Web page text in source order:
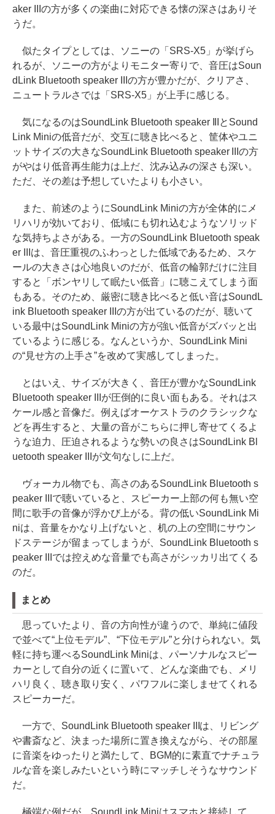
aker IIIの方が多くの楽曲に対応できる懐の深さはありそ
うだ。
似たタイプとしては、ソニーの「SRS-X5」が挙げら
れるが、ソニーの方がよりモニター寄りで、音圧はSoun
dLink Bluetooth speaker IIIの方が豊かだが、クリアさ、
ニュートラルさでは「SRS-X5」が上手に感じる。
気になるのはSoundLink Bluetooth speaker IIIとSound
Link Miniの低音だが、交互に聴き比べると、筐体やユニ
ットサイズの大きなSoundLink Bluetooth speaker IIIの方
がやはり低音再生能力は上だ、沈み込みの深さも深い。
ただ、その差は予想していたよりも小さい。
また、前述のようにSoundLink Miniの方が全体的にメ
リハリが効いており、低域にも切れ込むようなソリッド
な気持ちよさがある。一方のSoundLink Bluetooth speak
er IIIは、音圧重視のふわっとした低域であるため、スケ
ールの大きさは心地良いのだが、低音の輪郭だけに注目
すると「ボンヤリして眠たい低音」に聴こえてしまう面
もある。そのため、厳密に聴き比べると低い音はSoundL
ink Bluetooth speaker IIIの方が出ているのだが、聴いて
いる最中はSoundLink Miniの方が強い低音がズバッと出
ているように感じる。なんというか、SoundLink Mini
の“見せ方の上手さ”を改めて実感してしまった。
とはいえ、サイズが大きく、音圧が豊かなSoundLink
Bluetooth speaker IIIが圧倒的に良い面もある。それはス
ケール感と音像だ。例えばオーケストラのクラシックな
どを再生すると、大量の音がこちらに押し寄せてくるよ
うな迫力、圧迫されるような勢いの良さはSoundLink Bl
uetooth speaker IIIが文句なしに上だ。
ヴォーカル物でも、高さのあるSoundLink Bluetooth s
peaker IIIで聴いていると、スピーカー上部の何も無い空
間に歌手の音像が浮かび上がる。背の低いSoundLink Mi
niは、音量をかなり上げないと、机の上の空間にサウン
ドステージが留まってしまうが、SoundLink Bluetooth s
peaker IIIでは控えめな音量でも高さがシッカリ出てくる
のだ。
まとめ
思っていたより、音の方向性が違うので、単純に値段
で並べて“上位モデル”、“下位モデル”と分けられない。気
軽に持ち運べるSoundLink Miniは、パーソナルなスピー
カーとして自分の近くに置いて、どんな楽曲でも、メリ
ハリ良く、聴き取り安く、パワフルに楽しませてくれる
スピーカーだ。
一方で、SoundLink Bluetooth speaker IIIは、リビング
や書斎など、決まった場所に置き換えながら、その部屋
に音楽をゆったりと満たして、BGM的に素直でナチュラ
ルな音を楽しみたいという時にマッチしそうなサウンド
だ。
極端な例だが、SoundLink Miniはスマホと接続して、